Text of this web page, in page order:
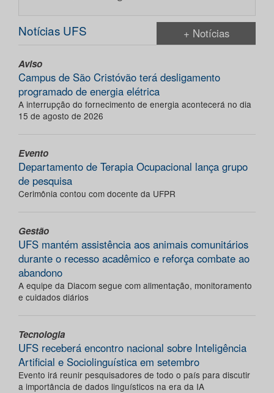
Notícias UFS + Notícias
Aviso
Campus de São Cristóvão terá desligamento
programado de energia elétrica
A interrupção do fornecimento de energia acontecerá no dia
15 de agosto de 2026
Evento
Departamento de Terapia Ocupacional lança grupo
de pesquisa
Cerimônia contou com docente da UFPR
Gestão
UFS mantém assistência aos animais comunitários
durante o recesso acadêmico e reforça combate ao
abandono
A equipe da Diacom segue com alimentação, monitoramento
e cuidados diários
Tecnologia
UFS receberá encontro nacional sobre Inteligência
Artificial e Sociolinguística em setembro
Evento irá reunir pesquisadores de todo o país para discutir
a importância de dados linguísticos na era da IA